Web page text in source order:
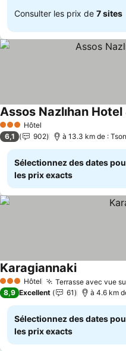
Consulter les prix de 7 sites
3 ÉtoilesHôtel
Assos Nazlıhan Hotel
6,1 902 à 13.3 km de :
Sélectionnez des dates
les prix exacts
3 ÉtoilesHôtel Terrasse avec vue
Karagiannaki
8,9 Excellent 61 à 4.6 km
Sélectionnez des dates
les prix exacts